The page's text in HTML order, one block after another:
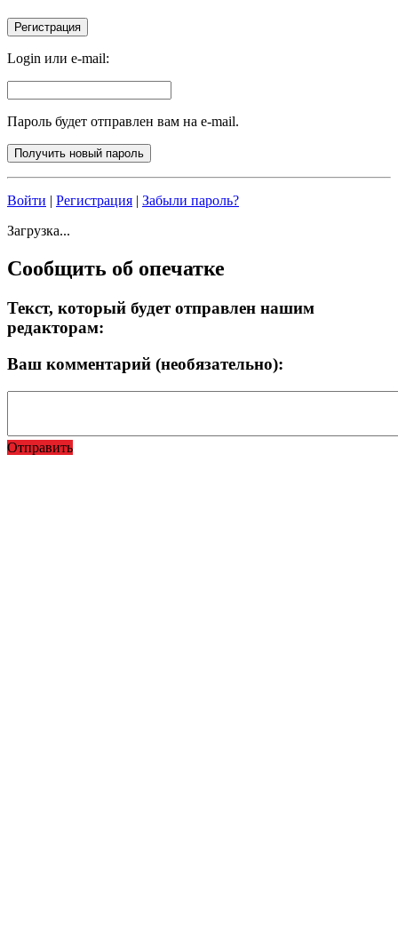
Login или e-mail:
Пароль будет отправлен вам на e-mail.
Войти | Регистрация | Забыли пароль?
Загрузка...
Сообщить об опечатке
Текст, который будет отправлен нашим
редакторам:
Ваш комментарий (необязательно):
Отправить